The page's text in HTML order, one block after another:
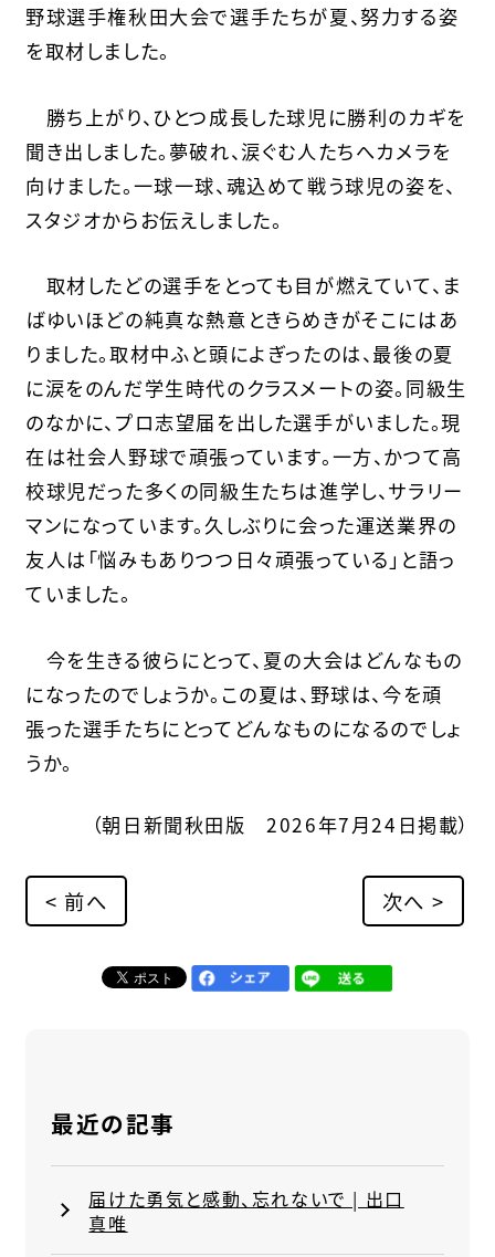
野球選手権秋田大会で選手たちが夏、努力する姿
を取材しました。
勝ち上がり、ひとつ成長した球児に勝利のカギを
聞き出しました。夢破れ、涙ぐむ人たちへカメラを
向けました。一球一球、魂込めて戦う球児の姿を、
スタジオからお伝えしました。
取材したどの選手をとっても目が燃えていて、ま
ばゆいほどの純真な熱意ときらめきがそこにはあ
りました。取材中ふと頭によぎったのは、最後の夏
に涙をのんだ学生時代のクラスメートの姿。同級生
のなかに、プロ志望届を出した選手がいました。現
在は社会人野球で頑張っています。一方、かつて高
校球児だった多くの同級生たちは進学し、サラリー
マンになっています。久しぶりに会った運送業界の
友人は「悩みもありつつ日々頑張っている」と語っ
ていました。
今を生きる彼らにとって、夏の大会はどんなもの
になったのでしょうか。この夏は、野球は、今を頑
張った選手たちにとってどんなものになるのでしょ
うか。
（朝日新聞秋田版 2026年7月24日掲載）
< 前へ 次へ >
最近の記事
届けた勇気と感動、忘れないで | 出口
真唯